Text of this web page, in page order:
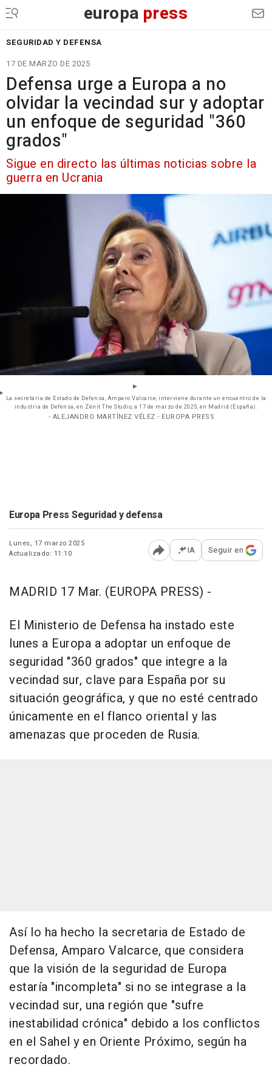
europa press
SEGURIDAD Y DEFENSA
17 DE MARZO DE 2025
Defensa urge a Europa a no
olvidar la vecindad sur y adoptar
un enfoque de seguridad "360
grados"
Sigue en directo las últimas noticias sobre la
guerra en Ucrania
La secretaria de Estado de Defensa, Amparo Valcarce, interviene durante un encuentro de la
industria de Defensa, en Zénit The Studio, a 17 de marzo de 2025, en Madrid (España).
- ALEJANDRO MARTÍNEZ VÉLEZ - EUROPA PRESS
Europa Press Seguridad y defensa
Lunes, 17 marzo 2025
Actualizado: 11:10
Abrir opciones para
IA Seguir en
MADRID 17 Mar. (EUROPA PRESS) -
El Ministerio de Defensa ha instado este
lunes a Europa a adoptar un enfoque de
seguridad "360 grados" que integre a la
vecindad sur, clave para España por su
situación geográfica, y que no esté centrado
únicamente en el flanco oriental y las
amenazas que proceden de Rusia.
Así lo ha hecho la secretaria de Estado de
Defensa, Amparo Valcarce, que considera
que la visión de la seguridad de Europa
estaría "incompleta" si no se integrase a la
vecindad sur, una región que "sufre
inestabilidad crónica" debido a los conflictos
en el Sahel y en Oriente Próximo, según ha
recordado.